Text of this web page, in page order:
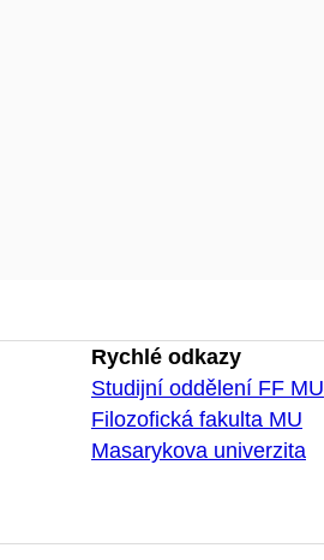
Rychlé odkazy
Studijní oddělení FF MU
Filozofická fakulta MU
Masarykova univerzita